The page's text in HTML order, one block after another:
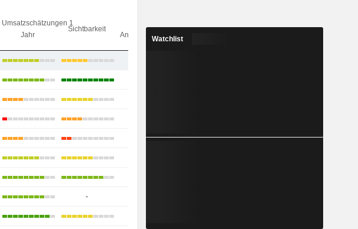
Umsatzschätzungen 1
Jahr
Sichtbarkeit
Analysten
-
Watchlist